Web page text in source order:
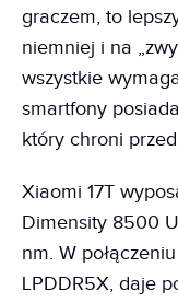
graczem, to
niemniej i na
wszystkie
smartfony
który chroni
Xiaomi 17T
Dimensity 8500
nm. W
LPDDR5X, daje